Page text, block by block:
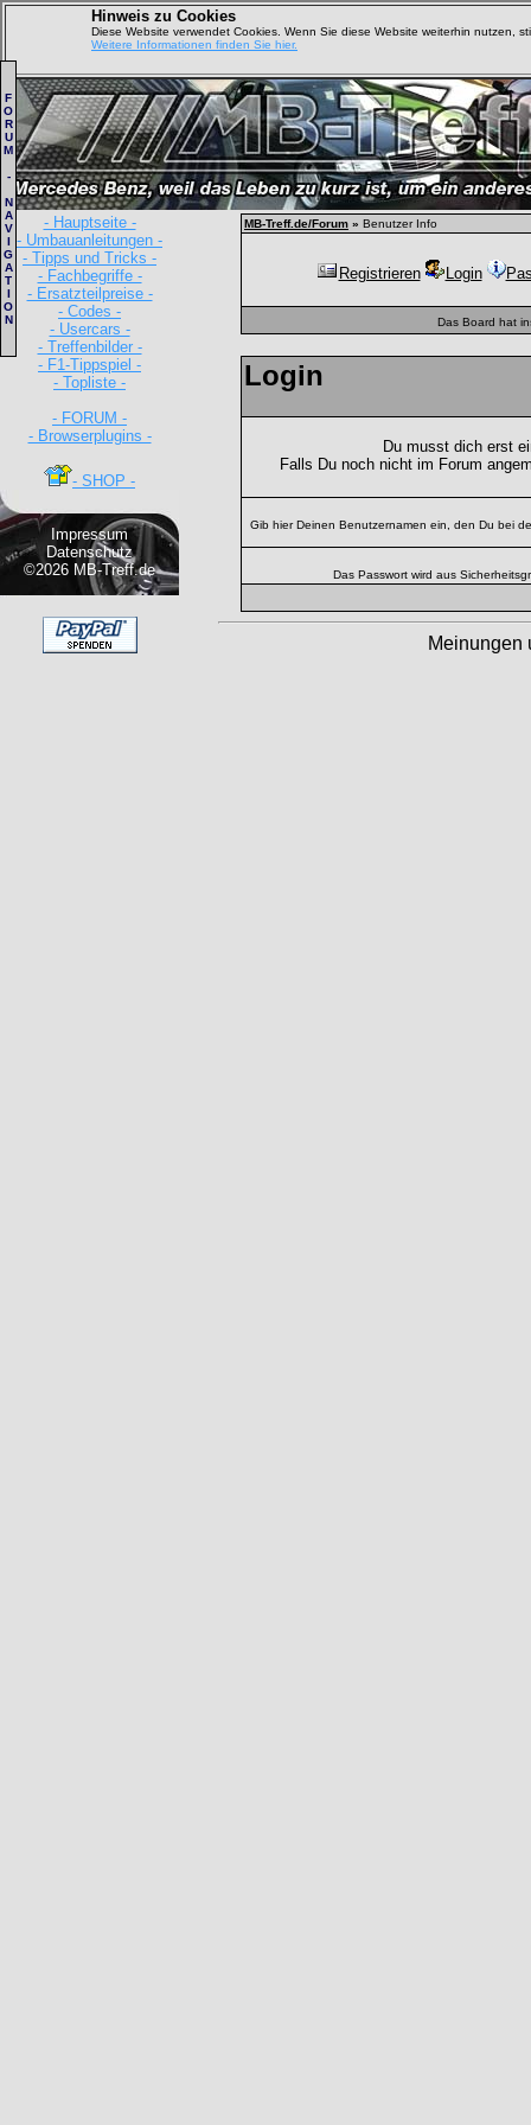
Hinweis zu Cookies
Diese Website verwendet Cookies. Wenn Sie diese Website weiterhin nutzen,
Weitere Informationen finden Sie hier.
- Hauptseite -
- Umbauanleitungen -
- Tipps und Tricks -
- Fachbegriffe -
- Ersatzteilpreise -
- Codes -
- Usercars -
- Treffenbilder -
- F1-Tippspiel -
- Topliste -
- FORUM -
- Browserplugins -
- SHOP -
Impressum
Datenschutz
©2026 MB-Treff.de
F
O
R
U
M
-
N
A
V
I
G
A
T
I
O
N
MB-Treff.de/Forum » Benutzer Info
Registrieren Login
Das Board hat
Login
Du musst dich erst
Falls Du noch nicht im Forum
Gib hier Deinen Benutzernamen ein, den Du bei
Das Passwort wird aus
Meinungen